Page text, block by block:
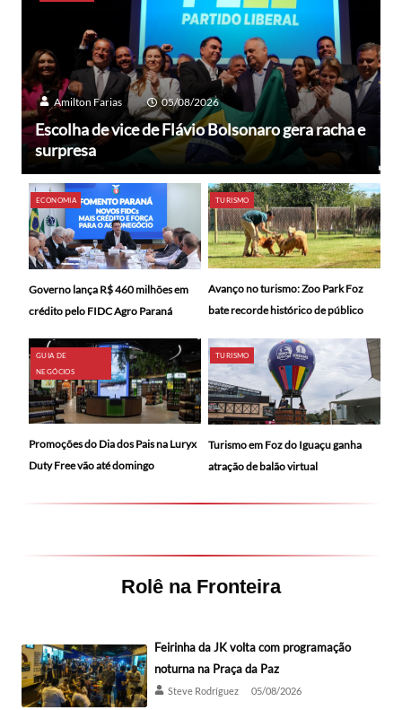
Amilton Farias 05/08/2026
Escolha de vice de Flávio Bolsonaro gera racha e
surpresa
ECONOMIA
Governo lança R$ 460 milhões em
crédito pelo FIDC Agro Paraná
TURISMO
Avanço no turismo: Zoo Park Foz
bate recorde histórico de público
GUIA DE
NEGÓCIOS
Promoções do Dia dos Pais na Luryx
Duty Free vão até domingo
TURISMO
Turismo em Foz do Iguaçu ganha
atração de balão virtual
Rolê na Fronteira
Feirinha da JK volta com programação
noturna na Praça da Paz
Steve Rodríguez 05/08/2026